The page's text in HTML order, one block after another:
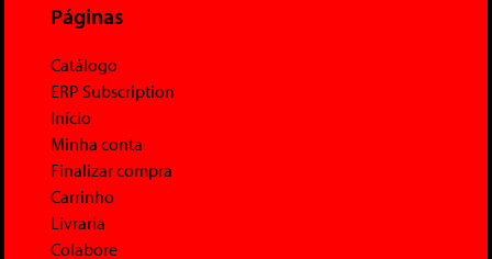
Páginas
Catálogo
ERP Subscription
Início
Minha conta
Finalizar compra
Carrinho
Livraria
Colabore